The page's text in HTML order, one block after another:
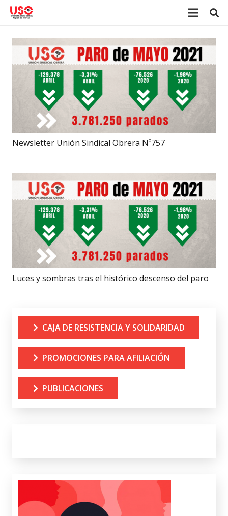
Newsletter Unión Sindical Obrera Nº757
Luces y sombras tras el histórico descenso del paro
CAJA DE RESISTENCIA Y SOLIDARIDAD
PROMOCIONES PARA AFILIACIÓN
PUBLICACIONES